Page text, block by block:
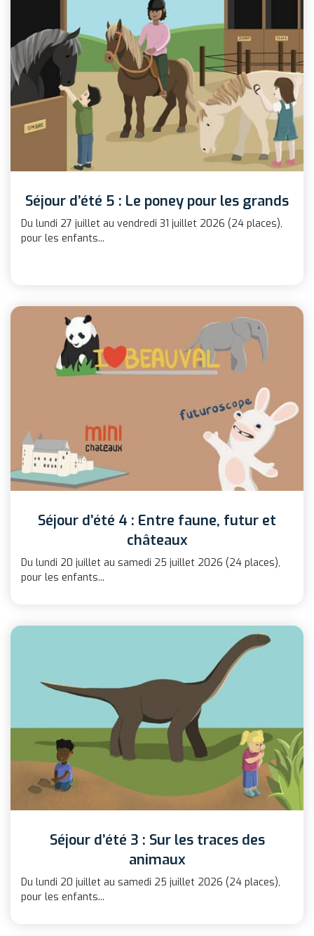
Séjour d’été 5 : Le poney pour les grands
Du lundi 27 juillet au vendredi 31 juillet 2026 (24 places),
pour les enfants...
Séjour d’été 4 : Entre faune, futur et
châteaux
Du lundi 20 juillet au samedi 25 juillet 2026 (24 places),
pour les enfants...
Séjour d’été 3 : Sur les traces des
animaux
Du lundi 20 juillet au samedi 25 juillet 2026 (24 places),
pour les enfants...